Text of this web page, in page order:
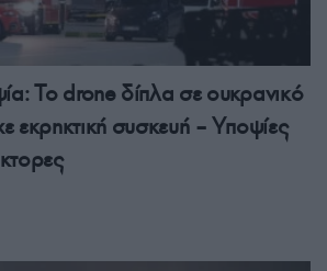
Το drone δίπλα σε ουκρανικό
εκρηκτική συσκευή – Υποψίες